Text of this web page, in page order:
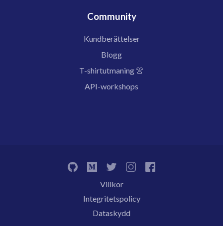
Community
Kundberättelser
Blogg
T-shirtutmaning 👚
API-workshops
Villkor
Integritetspolicy
Dataskydd